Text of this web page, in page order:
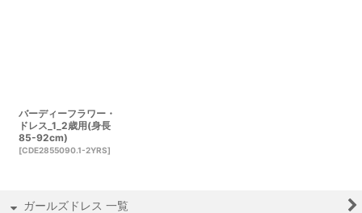
バーディーフラワー・
ドレス_1_2歳用(身長
85-92cm)
[CDE2855090.1-2YRS]
ガールズドレス 一覧